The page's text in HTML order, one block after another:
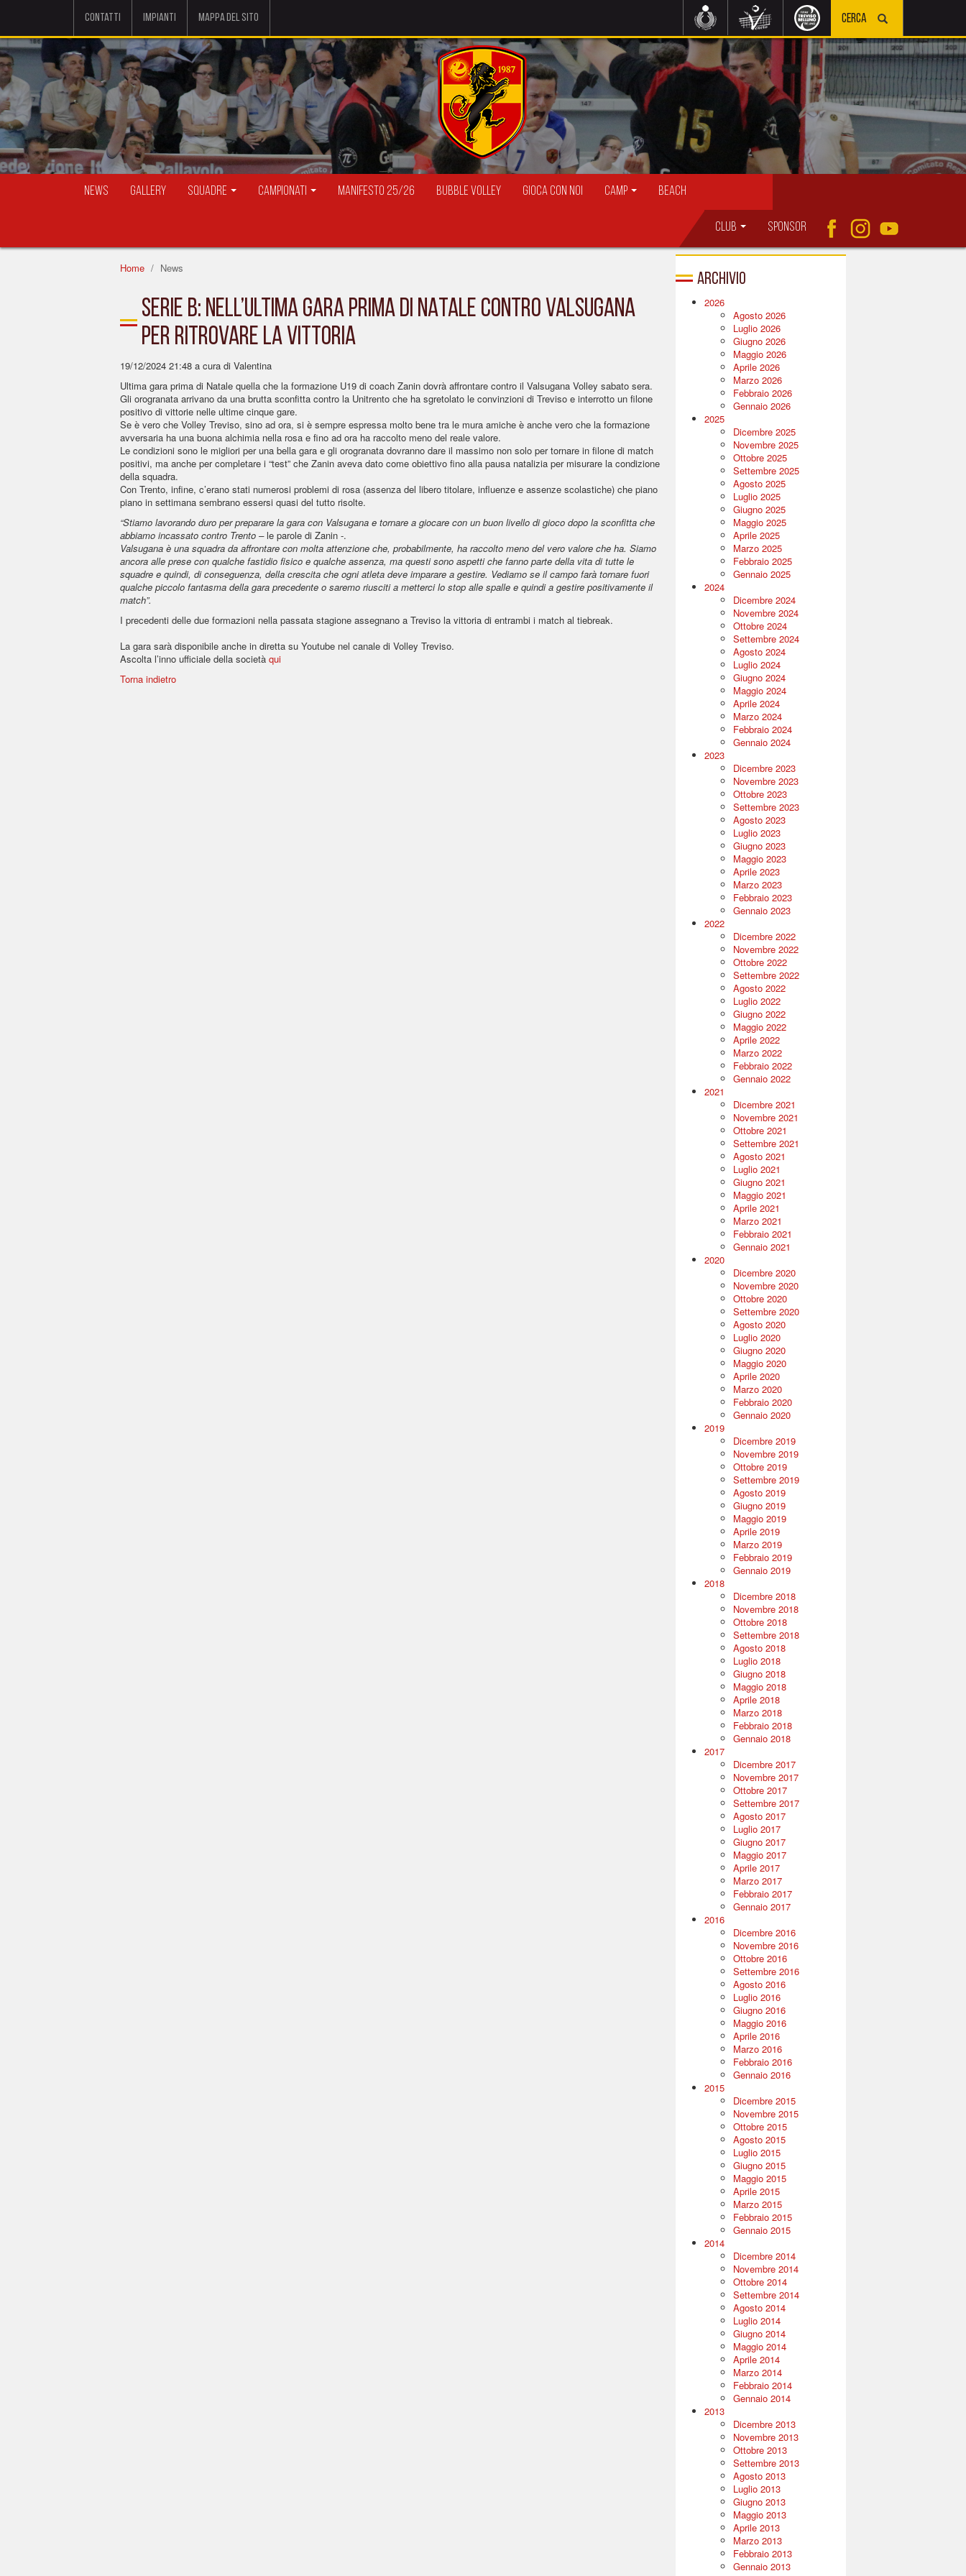
Contatti Impianti Mappa del sito
News Gallery Squadre Campionati Manifesto 25/26 Bubble Volley Gioca con Noi Camp Beach
Club Sponsor
Home News
SERIE B: NELL’ULTIMA GARA PRIMA DI NATALE CONTRO VALSUGANA
PER RITROVARE LA VITTORIA
19/12/2024 21:48 a cura di Valentina
Ultima gara prima di Natale quella che la formazione U19 di coach Zanin dovrà affrontare contro il Valsugana Volley sabato sera.
Gli orogranata arrivano da una brutta sconfitta contro la Unitrento che ha sgretolato le convinzioni di Treviso e interrotto un filone
positivo di vittorie nelle ultime cinque gare.
Se è vero che Volley Treviso, sino ad ora, si è sempre espressa molto bene tra le mura amiche è anche vero che la formazione
avversaria ha una buona alchimia nella rosa e fino ad ora ha raccolto meno del reale valore.
Le condizioni sono le migliori per una bella gara e gli orogranata dovranno dare il massimo non solo per tornare in filone di match
positivi, ma anche per completare i “test” che Zanin aveva dato come obiettivo fino alla pausa natalizia per misurare la condizione
della squadra.
Con Trento, infine, c’erano stati numerosi problemi di rosa (assenza del libero titolare, influenze e assenze scolastiche) che piano
piano in settimana sembrano essersi quasi del tutto risolte.
“Stiamo lavorando duro per preparare la gara con Valsugana e tornare a giocare con un buon livello di gioco dopo la sconfitta che
abbiamo incassato contro Trento –le parole di Zanin -.
Valsugana è una squadra da affrontare con molta attenzione che, probabilmente, ha raccolto meno del vero valore che ha. Siamo
ancora alle prese con qualche fastidio fisico e qualche assenza, ma questi sono aspetti che fanno parte della vita di tutte le
squadre e quindi, di conseguenza, della crescita che ogni atleta deve imparare a gestire. Vediamo se il campo farà tornare fuori
qualche piccolo fantasma della gara precedente o saremo riusciti a metterci lo stop alle spalle e quindi a gestire positivamente il
match”.
I precedenti delle due formazioni nella passata stagione assegnano a Treviso la vittoria di entrambi i match al tiebreak.
La gara sarà disponibile anche in diretta su Youtube nel canale di Volley Treviso.
Ascolta l’inno ufficiale della società qui
Torna indietro
Archivio
2026
Agosto 2026
Luglio 2026
Giugno 2026
Maggio 2026
Aprile 2026
Marzo 2026
Febbraio 2026
Gennaio 2026
2025
Dicembre 2025
Novembre 2025
Ottobre 2025
Settembre 2025
Agosto 2025
Luglio 2025
Giugno 2025
Maggio 2025
Aprile 2025
Marzo 2025
Febbraio 2025
Gennaio 2025
2024
Dicembre 2024
Novembre 2024
Ottobre 2024
Settembre 2024
Agosto 2024
Luglio 2024
Giugno 2024
Maggio 2024
Aprile 2024
Marzo 2024
Febbraio 2024
Gennaio 2024
2023
Dicembre 2023
Novembre 2023
Ottobre 2023
Settembre 2023
Agosto 2023
Luglio 2023
Giugno 2023
Maggio 2023
Aprile 2023
Marzo 2023
Febbraio 2023
Gennaio 2023
2022
Dicembre 2022
Novembre 2022
Ottobre 2022
Settembre 2022
Agosto 2022
Luglio 2022
Giugno 2022
Maggio 2022
Aprile 2022
Marzo 2022
Febbraio 2022
Gennaio 2022
2021
Dicembre 2021
Novembre 2021
Ottobre 2021
Settembre 2021
Agosto 2021
Luglio 2021
Giugno 2021
Maggio 2021
Aprile 2021
Marzo 2021
Febbraio 2021
Gennaio 2021
2020
Dicembre 2020
Novembre 2020
Ottobre 2020
Settembre 2020
Agosto 2020
Luglio 2020
Giugno 2020
Maggio 2020
Aprile 2020
Marzo 2020
Febbraio 2020
Gennaio 2020
2019
Dicembre 2019
Novembre 2019
Ottobre 2019
Settembre 2019
Agosto 2019
Giugno 2019
Maggio 2019
Aprile 2019
Marzo 2019
Febbraio 2019
Gennaio 2019
2018
Dicembre 2018
Novembre 2018
Ottobre 2018
Settembre 2018
Agosto 2018
Luglio 2018
Giugno 2018
Maggio 2018
Aprile 2018
Marzo 2018
Febbraio 2018
Gennaio 2018
2017
Dicembre 2017
Novembre 2017
Ottobre 2017
Settembre 2017
Agosto 2017
Luglio 2017
Giugno 2017
Maggio 2017
Aprile 2017
Marzo 2017
Febbraio 2017
Gennaio 2017
2016
Dicembre 2016
Novembre 2016
Ottobre 2016
Settembre 2016
Agosto 2016
Luglio 2016
Giugno 2016
Maggio 2016
Aprile 2016
Marzo 2016
Febbraio 2016
Gennaio 2016
2015
Dicembre 2015
Novembre 2015
Ottobre 2015
Agosto 2015
Luglio 2015
Giugno 2015
Maggio 2015
Aprile 2015
Marzo 2015
Febbraio 2015
Gennaio 2015
2014
Dicembre 2014
Novembre 2014
Ottobre 2014
Settembre 2014
Agosto 2014
Luglio 2014
Giugno 2014
Maggio 2014
Aprile 2014
Marzo 2014
Febbraio 2014
Gennaio 2014
2013
Dicembre 2013
Novembre 2013
Ottobre 2013
Settembre 2013
Agosto 2013
Luglio 2013
Giugno 2013
Maggio 2013
Aprile 2013
Marzo 2013
Febbraio 2013
Gennaio 2013